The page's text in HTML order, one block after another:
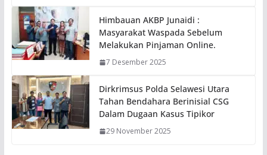
Himbauan AKBP Junaidi :
Masyarakat Waspada Sebelum
Melakukan Pinjaman Online.
7 Desember 2025
Dirkrimsus Polda Selawesi Utara
Tahan Bendahara Berinisial CSG
Dalam Dugaan Kasus Tipikor
29 November 2025